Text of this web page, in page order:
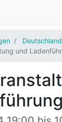
Deutschland
und